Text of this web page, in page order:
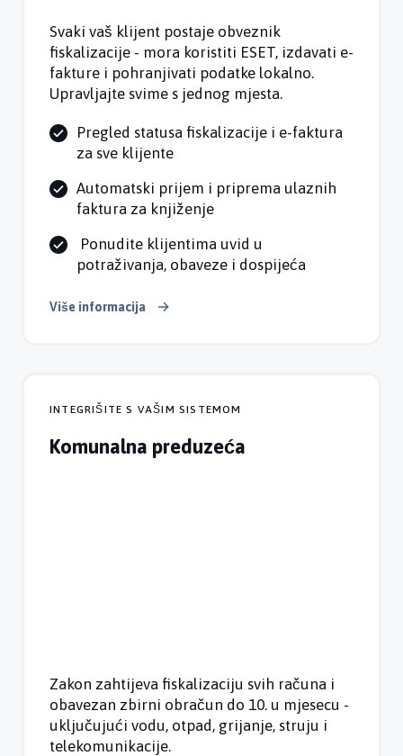
Svaki vaš klijent postaje obveznik
fiskalizacije - mora koristiti ESET, izdavati e-
fakture i pohranjivati podatke lokalno.
Upravljajte svime s jednog mjesta.
Pregled statusa fiskalizacije i e-faktura
za sve klijente
Automatski prijem i priprema ulaznih
faktura za knjiženje
Ponudite klijentima uvid u
potraživanja, obaveze i dospijeća
Više informacija
INTEGRIŠITE S VAŠIM SISTEMOM
Komunalna preduzeća
Zakon zahtijeva fiskalizaciju svih računa i
obavezan zbirni obračun do 10. u mjesecu -
uključujući vodu, otpad, grijanje, struju i
telekomunikacije.